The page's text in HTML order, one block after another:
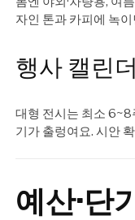
자인 톤과 카피에 녹
행사 캘린
대형 전시는 최소 6~8
기가 출렁여요. 시안
예산·단